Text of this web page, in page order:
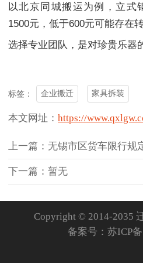
以北京同城搬运为例，立式
1500元，低于600元可能存在转
选择专业团队，是对珍贵乐器
标签： 企业搬迁 家具拆装
本文网址： https://
上一篇：无锡市区货车限行规
下一篇：暂无
Copyright © 2014-2035
备案号： 苏ICP